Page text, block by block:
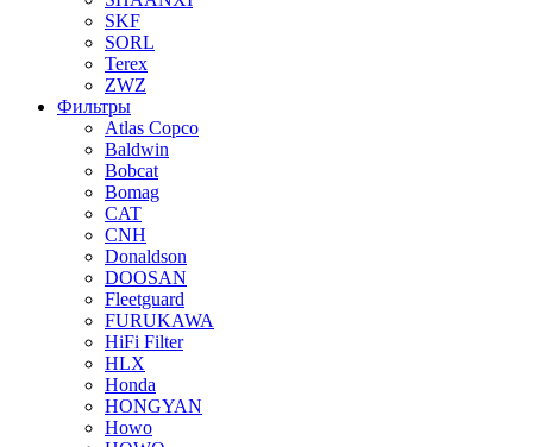
SKF
SORL
Terex
ZWZ
Фильтры
Atlas Copco
Baldwin
Bobcat
Bomag
CAT
CNH
Donaldson
DOOSAN
Fleetguard
FURUKAWA
HiFi Filter
HLX
Honda
HONGYAN
Howo